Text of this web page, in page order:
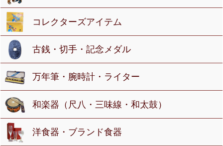
コレクターズアイテム
古銭・切手・記念メダル
万年筆・腕時計・ライター
和楽器（尺八・三味線・和太鼓）
洋食器・ブランド食器